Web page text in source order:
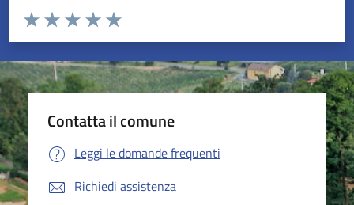
Valuta da 1 a 5 stelle la pagina
Valuta 5 stelle su 5
Valuta 4 stelle su 5
Valuta 3 stelle su 5
Valuta 2 stelle su 5
Valuta 1 stelle su 5
Contatta il comune
Leggi le domande frequenti
Richiedi assistenza